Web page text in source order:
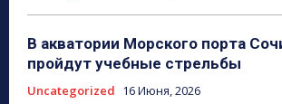
В акватории Морского порта
пройдут учебные стрельбы
Uncategorized 16 Июня, 2026